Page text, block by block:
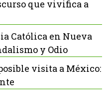
que vivifica a
Católica en Nueva
y Odio
visita a México: